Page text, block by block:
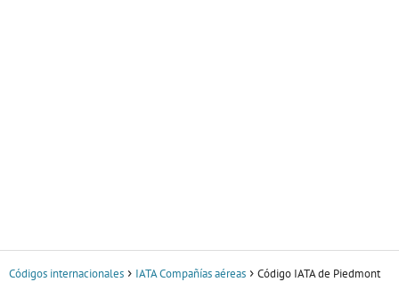
Códigos internacionales IATA Compañías aéreas
Código IATA de Piedmont